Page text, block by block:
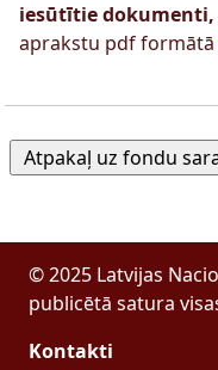
iesūtītie dokumenti,
aprakstu pdf formātā
© 2025 Latvijas
publicētā satura
Kontakti